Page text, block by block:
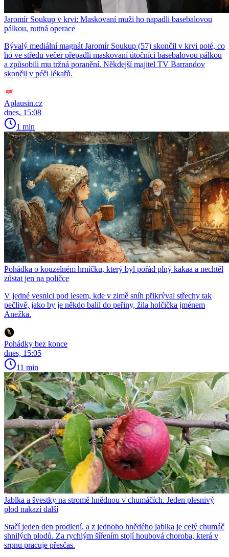
Jaromír Soukup v krvi: Maskovaní muži ho napadli basebalovou
pálkou, nutná operace
Bývalý mediální magnát Jaromír Soukup (57) skončil v krvi poté, co
ho ve středu večer přepadli maskovaní útočníci basebalovou pálkou
a způsobili mu tržná poranění. Někdejší majitel TV Barrandov
skončil v péči lékařů.
Aplausin.cz
dnes, 15:08
1 min
Pohádka o kouzelném hrníčku, který byl pořád plný kakaa a nechtěl
zůstat jen na poličce
V jedné vesnici pod lesem, kde v zimě sníh přikrýval střechy tak
pečlivě, jako by je někdo balil do peřiny, žila holčička jménem
Anežka.
Pohádky bez konce
dnes, 15:05
11 min
Jablka a švestky na stromě hnědnou v chumáčích. Jeden plesnivý
plod nakazí další
Stačí jeden den prodlení, a z jednoho hnědého jablka je celý chumáč
shnilých plodů. Za rychlým šířením stojí houbová choroba, která v
srpnu pracuje přesčas.